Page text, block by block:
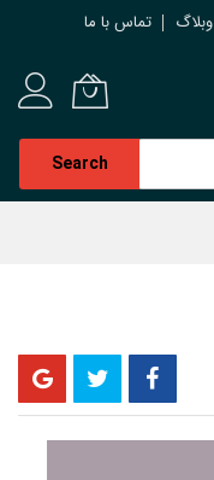
وبلاگ تماس با ما
Search